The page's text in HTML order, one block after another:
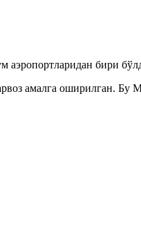
аэропортларидан бири
амалга оширилган. Бу